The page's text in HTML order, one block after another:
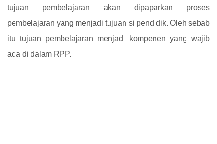
tujuan pembelajaran akan dipaparkan proses
pembelajaran yang menjadi tujuan si pendidik. Oleh sebab
itu tujuan pembelajaran menjadi kompenen yang wajib
ada di dalam RPP.